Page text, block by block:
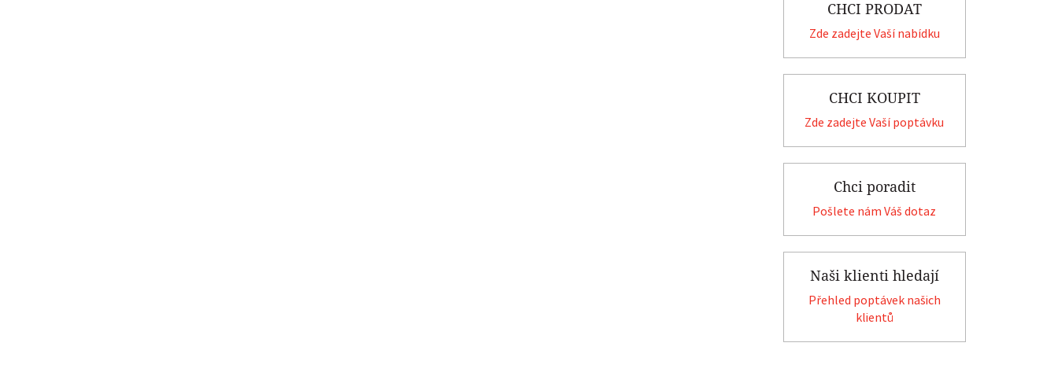
CHCI PRODAT
Zde zadejte Vaší nabídku
CHCI KOUPIT
Zde zadejte Vaší poptávku
Chci poradit
Pošlete nám Váš dotaz
Naši klienti hledají
Přehled poptávek našich
klientů